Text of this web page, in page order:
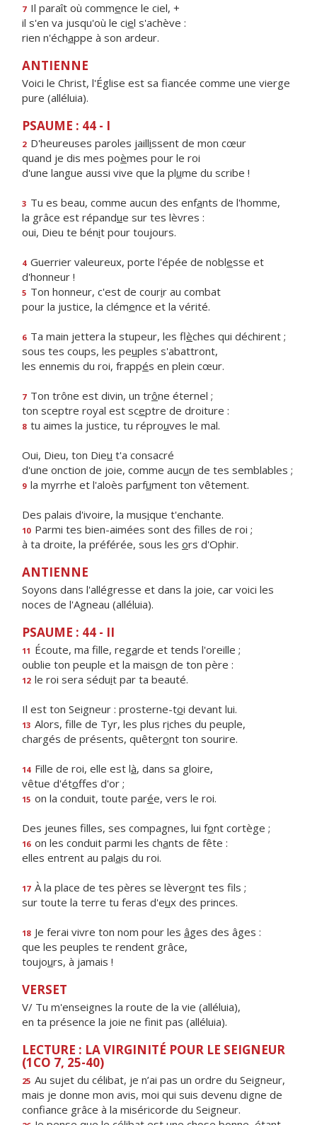
7 Il paraît où commence le ciel, +
il s'en va jusqu'où le ciel s'achève :
rien n'échappe à son ardeur.
ANTIENNE
Voici le Christ, l'Église est sa fiancée comme une vierge
pure (alléluia).
PSAUME : 44 - I
2 D'heureuses paroles jaillissent de mon cœur
quand je dis mes poèmes pour le roi
d'une langue aussi vive que la plume du scribe !
3 Tu es beau, comme aucun des enfants de l'homme,
la grâce est répandue sur tes lèvres :
oui, Dieu te bénit pour toujours.
4 Guerrier valeureux, porte l'épée de noblesse et
d'honneur !
5 Ton honneur, c'est de courir au combat
pour la justice, la clémence et la vérité.
6 Ta main jettera la stupeur, les flèches qui déchirent ;
sous tes coups, les peuples s'abattront,
les ennemis du roi, frappés en plein cœur.
7 Ton trône est divin, un trône éternel ;
ton sceptre royal est sceptre de droiture :
8 tu aimes la justice, tu réprouves le mal.
Oui, Dieu, ton Dieu t'a consacré
d'une onction de joie, comme aucun de tes semblables ;
9 la myrrhe et l'aloès parfument ton vêtement.
Des palais d'ivoire, la musique t'enchante.
10 Parmi tes bien-aimées sont des flles de roi ;
à ta droite, la préférée, sous les ors d'Ophir.
ANTIENNE
Soyons dans l'allégresse et dans la joie, car voici les
noces de l'Agneau (alléluia).
PSAUME : 44 - II
11 Écoute, ma fille, regarde et tends l'oreille ;
oublie ton peuple et la maison de ton père :
12 le roi sera séduit par ta beauté.
Il est ton Seigneur : prosterne-toi devant lui.
13 Alors, fille de Tyr, les plus riches du peuple,
chargés de présents, quêteront ton sourire.
14 Fille de roi, elle est là, dans sa gloire,
vêtue d'étoffes d'or ;
15 on la conduit, toute parée, vers le roi.
Des jeunes filles, ses compagnes, lui font cortège ;
16 on les conduit parmi les chants de fête :
elles entrent au palais du roi.
17 À la place de tes pères se lèveront tes fils ;
sur toute la terre tu feras d'eux des princes.
18 Je ferai vivre ton nom pour les âges des âges :
que les peuples te rendent grâce,
toujours, à jamais !
VERSET
V/ Tu m'enseignes la route de la vie (alléluia),
en ta présence la joie ne finit pas (alléluia).
LECTURE : LA VIRGINITÉ POUR LE SEIGNEUR
(1CO 7, 25-40)
25 Au sujet du célibat, je n’ai pas un ordre du Seigneur,
mais je donne mon avis, moi qui suis devenu digne de
confiance grâce à la miséricorde du Seigneur.